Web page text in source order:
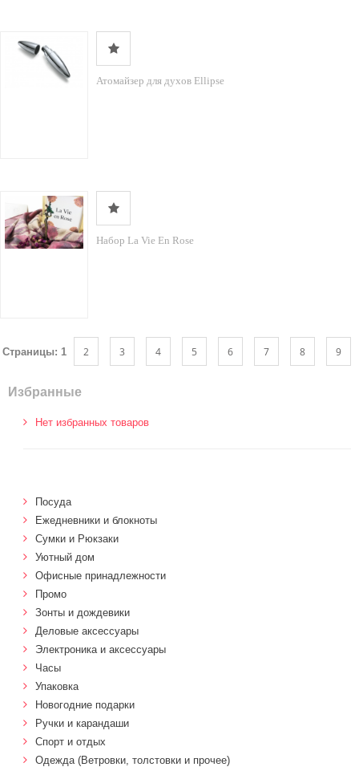
Атомайзер для духов Ellipse
Набор La Vie En Rose
Страницы: 1 2 3 4 5 6 7 8 9
Избранные
Нет избранных товаров
Посуда
Ежедневники и блокноты
Сумки и Рюкзаки
Уютный дом
Офисные принадлежности
Промо
Зонты и дождевики
Деловые аксессуары
Электроника и аксессуары
Часы
Упаковка
Новогодние подарки
Ручки и карандаши
Спорт и отдых
Одежда (Ветровки, толстовки и прочее)